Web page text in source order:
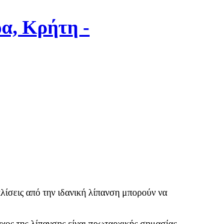
από την ιδανική λίπανση μπορούν να